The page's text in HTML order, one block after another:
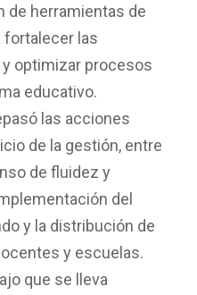
de herramientas de
fortalecer las
optimizar procesos
educativo.
las acciones
de la gestión, entre
de fluidez y
del
y la distribución de
y escuelas.
que se lleva